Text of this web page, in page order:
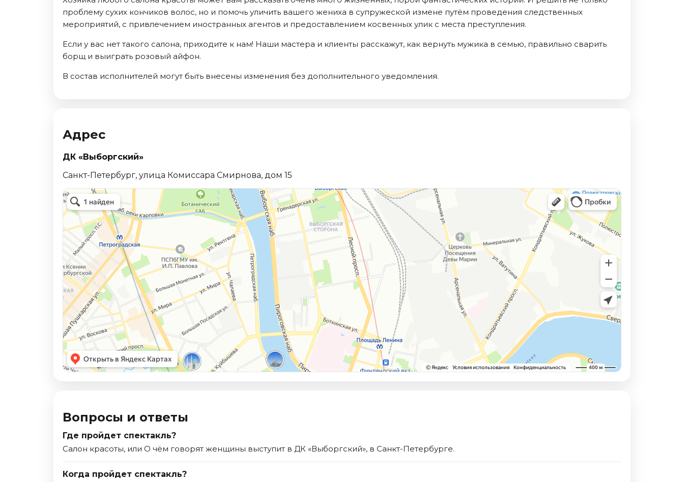
Сентябрь 2026
Октябрь 2026
проблему сухих кончиков волос, но и помочь уличить вашего жениха в супружеской измене путём проведения следственных
мероприятий, с привлечением иностранных агентов и предоставлением косвенных улик с места преступления.
Если у вас нет такого салона, приходите к нам! Наши мастера и клиенты расскажут, как вернуть мужика в семью, правильно сварить
борщ и выиграть розовый айфон.
В состав исполнителей могут быть внесены изменения без дополнительного уведомления.
Адрес
ДК «Выборгский»
Санкт-Петербург, улица Комиссара Смирнова, дом 15
Вопросы и ответы
Где пройдет спектакль?
Салон красоты, или О чём говорят женщины выступит в ДК «Выборгский», в Санкт-Петербурге.
Когда пройдет спектакль?